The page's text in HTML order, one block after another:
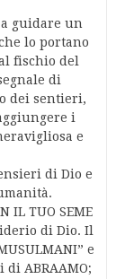
guidare un
lo portano
fischio del
di
dei sentieri,
i
e
di Dio e
IL TUO SEME
di Dio. Il
e
ABRAAMO;